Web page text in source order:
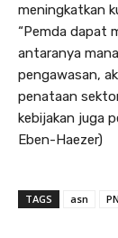
meningkatkan
“Pemda dapat
antaranya
pengawasan,
penataan
kebijakan juga
Eben-Haezer)
TAGS asn